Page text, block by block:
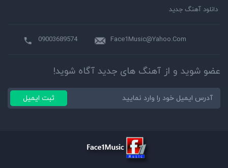
دانلود آهنگ جدید
Face1Music@Yahoo.Com
09003689574
عضو شوید و از آهنگ های جدید آگاه شوید!
ثبت ایمیل